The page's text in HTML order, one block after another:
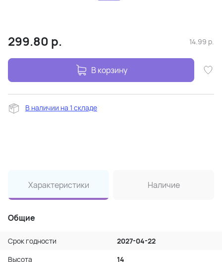
299.80 р. 14.99 р.
В корзину
В наличии на 1 складе
Характеристики Наличие
Общие
Срок годности
2027-04-22
Высота
14